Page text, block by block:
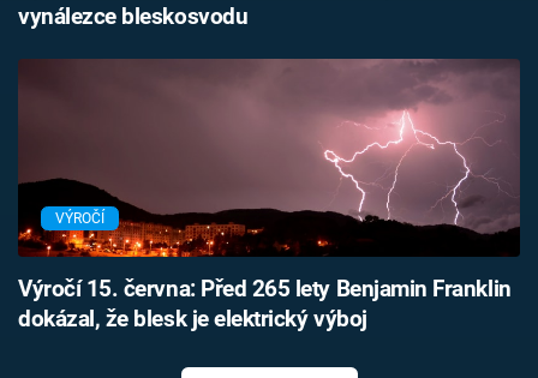
vynálezce bleskosvodu
VÝROČÍ
Výročí 15. června: Před 265 lety Benjamin Franklin
dokázal, že blesk je elektrický výboj